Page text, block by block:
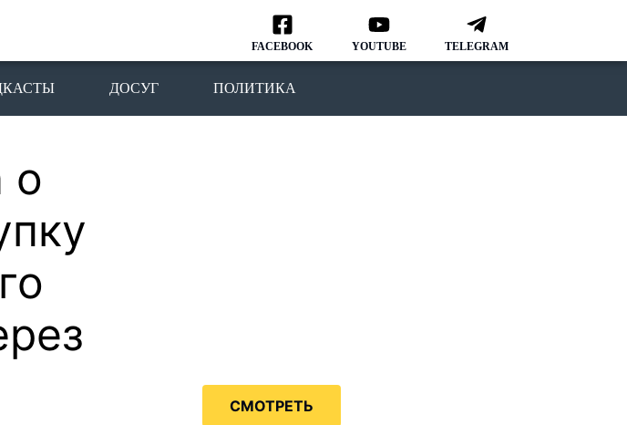
FACEBOOK YOUTUBE TELEGRAM
ДОСУГ ПОЛИТИКА
о
СМОТРЕТЬ